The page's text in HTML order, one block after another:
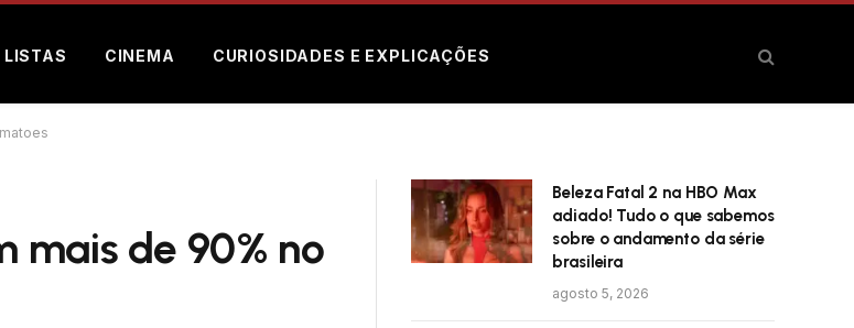
LISTAS CINEMA CURIOSIDADES E EXPLICAÇÕES
mais de 90% no
Beleza Fatal 2 na HBO Max
adiado! Tudo o que sabemos
sobre o andamento da série
brasileira
agosto 5, 2026